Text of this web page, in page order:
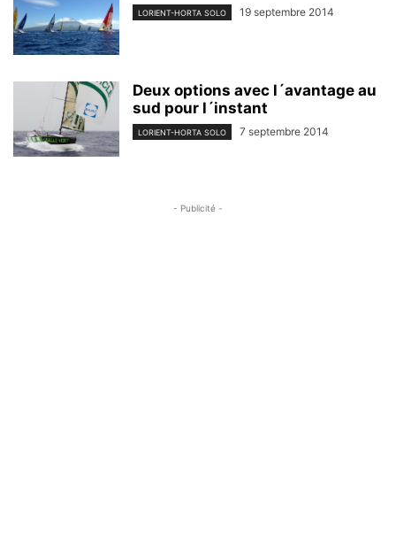
LORIENT-HORTA SOLO 19 septembre 2014
Deux options avec l´avantage au
sud pour l´instant
LORIENT-HORTA SOLO 7 septembre 2014
- Publicité -